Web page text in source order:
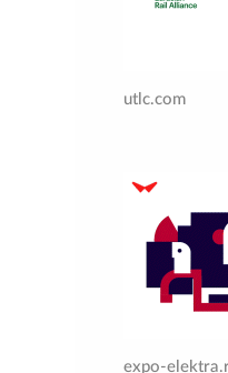
utlc.com
expo-